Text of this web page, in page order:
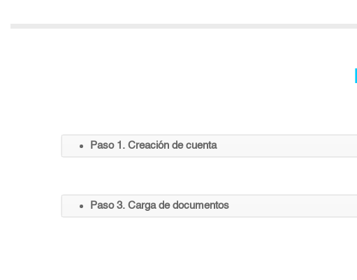
Paso 1. Creación de cuenta
Paso 3. Carga de documentos